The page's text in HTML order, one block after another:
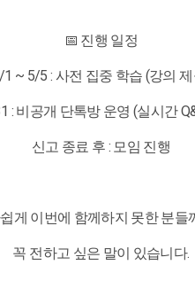
📅 진행 일정
1 ~ 5/5 : 사전 집중 학습 (강의
: 비공개 단톡방 운영 (실시간
신고 종료 후 : 모임 진행
게 이번에 함께하지 못한 분들
꼭 전하고 싶은 말이 있습니다.